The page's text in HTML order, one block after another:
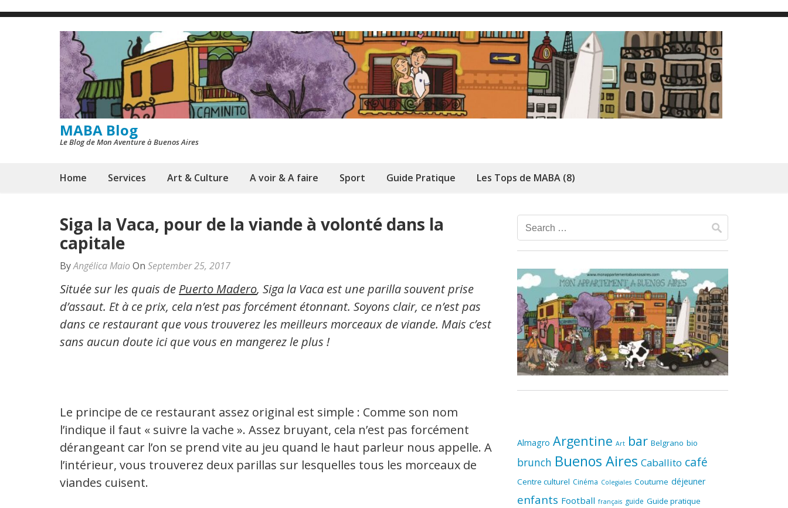
Skip
MABA Blog
Le Blog de Mon Aventure à Buenos Aires
Home Services Art & Culture A voir & A faire Sport Guide Pratique Les Tops de MABA (8)
Siga la Vaca, pour de la viande à volonté dans la
capitale
ByAngélica Maio On September 25, 2017
Située sur les quais de Puerto Madero, Siga la Vaca est une parilla souvent prise
d’assaut. Et à ce prix, cela n’est pas forcément étonnant. Soyons clair, ce n’est pas
dans ce restaurant que vous trouverez les meilleurs morceaux de viande. Mais c’est
sans aucun doute ici que vous en mangerez le plus !
Le principe de ce restaurant assez original est simple : Comme son nom
l’indique il faut « suivre la vache ». Assez bruyant, cela n’est pas forcément
dérangeant car l’on se prend vite au jeu quand le haut parleur nous appelle. A
l’intérieur, vous trouverez deux parillas sur lesquelles tous les morceaux de
viandes cuisent.
Search
for:
Almagro Argentine Art bar Belgrano bio
brunch Buenos Aires Caballito café
Centre culturel Cinéma Colegiales Coutume déjeuner
enfants Football français guide Guide pratique